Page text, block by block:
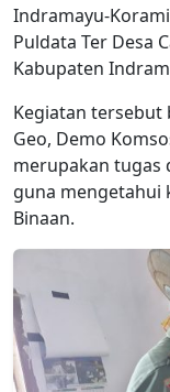
Indramayu-
Puldata Ter Desa
Kabupaten
Kegiatan
Geo, Demo
merupakan tugas
guna mengetahui
Binaan.